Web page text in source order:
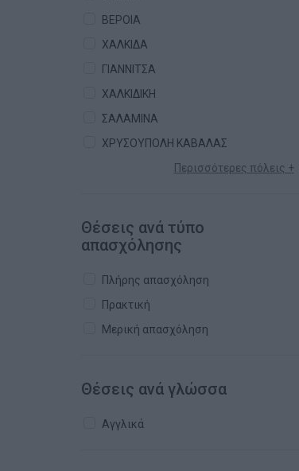
ΒΕΡΟΙΑ
ΧΑΛΚΙΔΑ
ΓΙΑΝΝΙΤΣΑ
ΧΑΛΚΙΔΙΚΗ
ΣΑΛΑΜΙΝΑ
ΧΡΥΣΟΥΠΟΛΗ ΚΑΒΑΛΑΣ
Περισσότερες πόλεις +
Θέσεις ανά τύπο
απασχόλησης
Πλήρης απασχόληση
Πρακτική
Μερική απασχόληση
Θέσεις ανά γλώσσα
Αγγλικά